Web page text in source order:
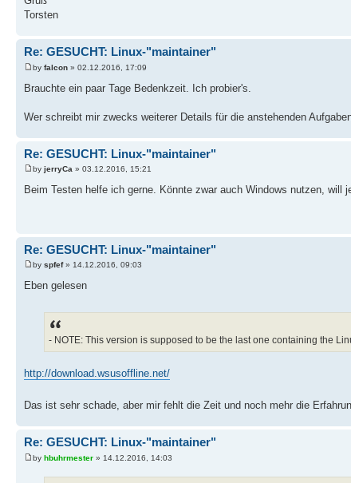
Torsten
Re: GESUCHT: Linux-"maintainer"
by falcon » 02.12.2016, 17:09
Brauchte ein paar Tage Bedenkzeit. Ich probier's.
Wer schreibt mir zwecks weiterer Details für die anstehenden
Re: GESUCHT: Linux-"maintainer"
by jerryCa » 03.12.2016, 15:21
Beim Testen helfe ich gerne. Könnte zwar auch Windows nutzen, will
Re: GESUCHT: Linux-"maintainer"
by spfef» 14.12.2016, 09:03
Eben gelesen
- NOTE: This version is supposed to be the last one containing the
http://download.wsusoffline.net/
Das ist sehr schade, aber mir fehlt die Zeit und noch mehr die
Re: GESUCHT: Linux-"maintainer"
by hbuhrmester » 14.12.2016, 14:03